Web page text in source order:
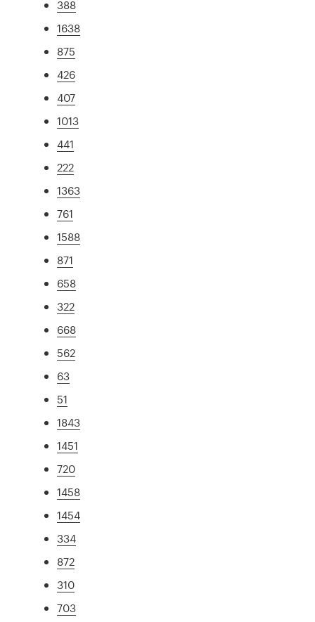
388
1638
875
426
407
1013
441
222
1363
761
1588
871
658
322
668
562
63
51
1843
1451
720
1458
1454
334
872
310
703